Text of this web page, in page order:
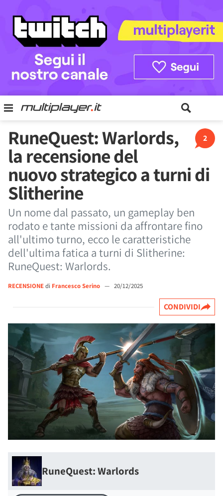
2
RuneQuest: Warlords,
la recensione del
nuovo strategico a turni di
Slitherine
Un nome dal passato, un gameplay ben
rodato e tante missioni da affrontare fino
all'ultimo turno, ecco le caratteristiche
dell'ultima fatica a turni di Slitherine:
RuneQuest: Warlords.
RECENSIONEdi Francesco Serino — 20/12/2025
CONDIVIDI
RuneQuest: Warlords